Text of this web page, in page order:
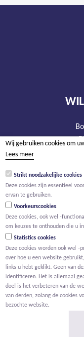
Wij gebruiken cookies om
Lees meer
Strikt noodzakelijke cookies
Deze cookies zijn essentieel
ervan te gebruiken.
Voorkeurscookies
Deze cookies, ook wel -
om keuzes te onthouden die u
Statistics cookies
Deze cookies worden ook wel
over hoe u een website
links u hebt geklikt. Geen van
identificeren. Het is allemaal
doel is het verbeteren van de
van derden, zolang de cookies
bezochte website.